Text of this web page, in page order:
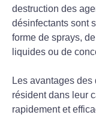
destruction des
désinfectants sont
forme de sprays,
liquides ou de
Les avantages
résident dans leur
rapidement et